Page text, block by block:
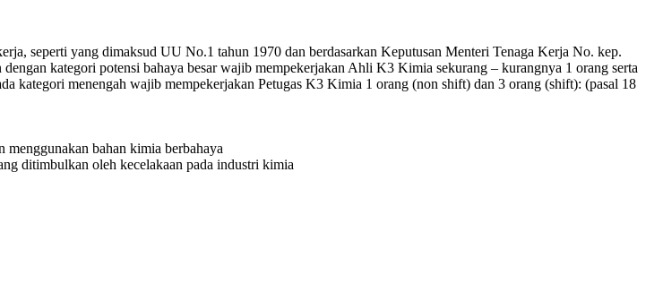
seperti yang dimaksud UU No.1 tahun 1970 dan berdasarkan Keputusan Menteri Tenaga Kerja No. kep.
kategori potensi bahaya besar wajib mempekerjakan Ahli K3 Kimia sekurang – kurangnya 1 orang serta
kategori menengah wajib mempekerjakan Petugas K3 Kimia 1 orang (non shift) dan 3 orang (shift): (pasal 18
menggunakan bahan kimia berbahaya
ditimbulkan oleh kecelakaan pada industri kimia